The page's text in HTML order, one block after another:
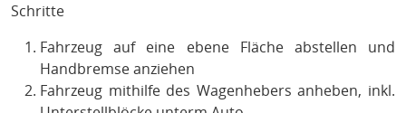
Schritte
Fahrzeug auf eine ebene Fläche abstellen und
Handbremse anziehen
Fahrzeug mithilfe des Wagenhebers anheben, inkl.